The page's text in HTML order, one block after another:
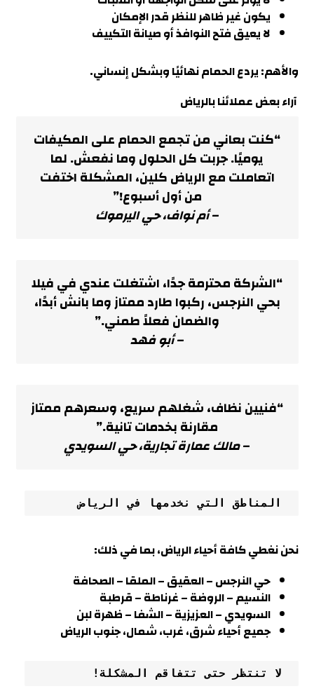
يكون غير ظاهر للنظر قدر الإمكان
لا يعيق فتح النوافذ أو صيانة التكييف
والأهم: يردع الحمام نهائيًا وبشكل إنساني.
آراء بعض عملائنا بالرياض
“كنت بعاني من تجمع الحمام على المكيفات
يوميًا. جربت كل الحلول وما نفعش.لما
اتعاملت مع الرياض كلين، المشكلة اختفت
من أول أسبوع!”
–أم نواف، حي اليرموك
“الشركة محترمة جدًا، اشتغلت عندي في فيلا
بحي النرجس، ركبوا طارد ممتاز وما بانش أبدًا،
والضمان فعلاً طمني.”
–أبو فهد
“فنيين نظاف، شغلهم سريع، وسعرهم ممتاز
مقارنة بخدمات تانية.”
–مالك عمارة تجارية، حي السويدي
المناطق التي نخدمها في الرياض
نحن نغطي كافة أحياء الرياض، بما في ذلك:
حي النرجس – العقيق – الملقا – الصحافة
النسيم – الروضة – غرناطة – قرطبة
السويدي – العزيزية –الشفا – ظهرة لبن
جميع أحياء شرق، غرب، شمال، جنوب الرياض
لا تنتظر حتى تتفاقم المشكلة !